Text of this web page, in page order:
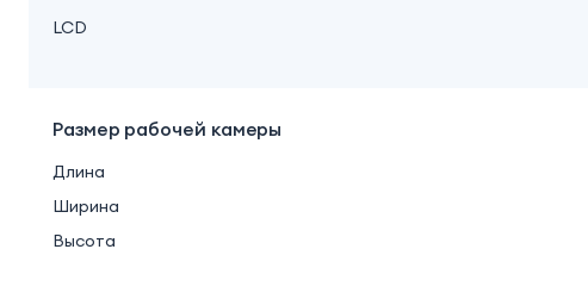
LCD
Размер рабочей камеры
Длина
Ширина
Высота